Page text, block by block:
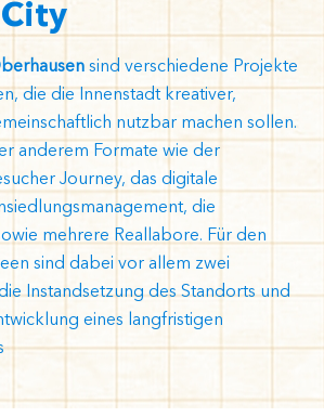
sind verschiedene Projekte
die die Innenstadt kreativer,
nutzbar machen sollen.
anderem Formate wie der
Journey, das digitale
die
mehrere Reallabore. Für den
sind dabei vor allem zwei
Instandsetzung des Standorts und
eines langfristigen